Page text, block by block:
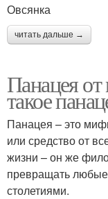
Овсянка
читать дальше →
Панацея
такое
Панацея – это
или средство от
жизни – он же
превращать
столетиями.